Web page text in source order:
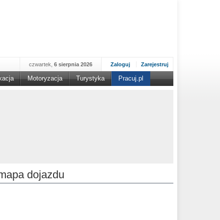
Zaloguj Zarejestruj
czwartek, 6 sierpnia 2026
Motoryzacja Turystyka Pracuj.pl
dojazdu